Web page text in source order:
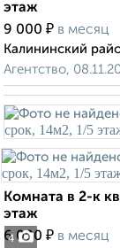
этаж
9 000 ₽ в месяц
Калининский
Агентство,
4
Комната в 2-к
этаж
6 000 ₽ в месяц